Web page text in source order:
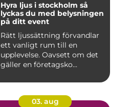
Hyra ljus i stockholm så
lyckas du med belysningen
på ditt event
Rätt ljussättning förvandlar
ett vanligt rum till en
upplevelse. Oavsett om det
gäller en företagsko...
03. aug